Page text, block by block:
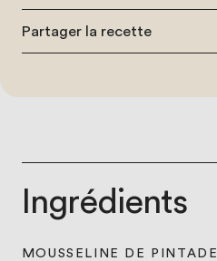
Partager la recette
Ingrédients
MOUSSELINE DE PINTADE